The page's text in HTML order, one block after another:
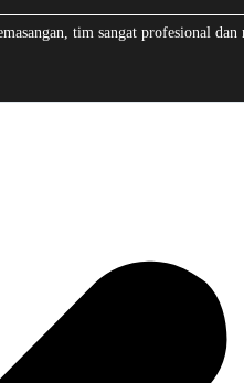
tim sangat profesional